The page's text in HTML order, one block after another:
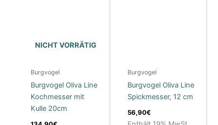
NICHT VORRÄTIG
Burgvogel
Burgvogel Oliva Line
Kochmesser mit
Kulle 20cm
Burgvogel
Burgvogel Oliva Line
Spickmesser, 12 cm
56,90€